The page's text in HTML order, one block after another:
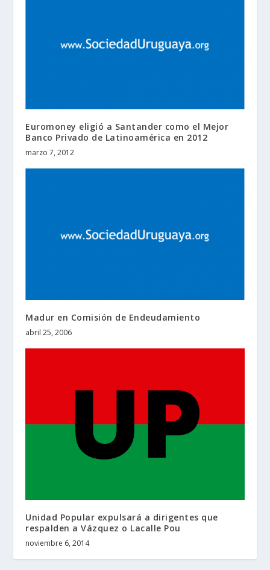
Euromoney eligió a Santander como el Mejor
Banco Privado de Latinoamérica en 2012
marzo 7, 2012
Madur en Comisión de Endeudamiento
abril 25, 2006
Unidad Popular expulsará a dirigentes que
respalden a Vázquez o Lacalle Pou
noviembre 6, 2014